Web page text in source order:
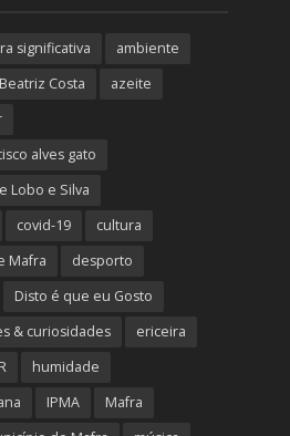
significativa
ambiente
Costa
azeite
alves gato
Lobo e Silva
covid-19
cultura
Mafra
desporto
Disto é que eu Gosto
& curiosidades
ericeira
humidade
IPMA
Mafra